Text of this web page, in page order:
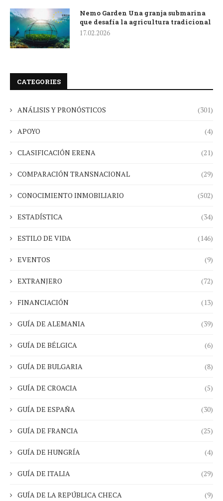
Nemo Garden Una granja submarina
que desafía la agricultura tradicional
17.02.2026
CATEGORIES
ANÁLISIS Y PRONÓSTICOS (301)
APOYO (4)
CLASIFICACIÓN ERENA (21)
COMPARACIÓN TRANSNACIONAL (29)
CONOCIMIENTO INMOBILIARIO (502)
ESTADÍSTICA (34)
ESTILO DE VIDA (146)
EVENTOS (9)
EXTRANJERO (72)
FINANCIACIÓN (13)
GUÍA DE ALEMANIA (39)
GUÍA DE BÉLGICA (6)
GUÍA DE BULGARIA (8)
GUÍA DE CROACIA (5)
GUÍA DE ESPAÑA (30)
GUÍA DE FRANCIA (25)
GUÍA DE HUNGRÍA (4)
GUÍA DE ITALIA (29)
GUÍA DE LA REPÚBLICA CHECA (9)